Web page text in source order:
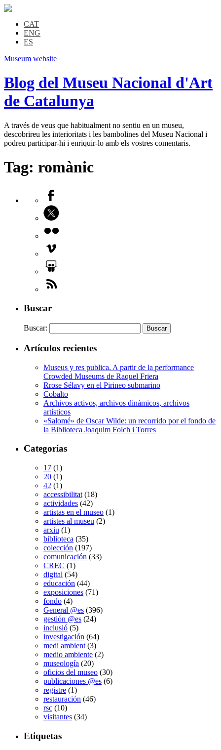
CAT
ENG
ES
Museum website
Blog del Museu Nacional d'Art
de Catalunya
A través de veus que habitualment no sentiu en un museu,
descobrireu les interioritats i les bambolines del Museu Nacional i
podreu participar-hi i enriquir-lo amb els vostres comentaris.
Tag: romànic
Buscar
Buscar:
Artículos recientes
Museus y res publica. A partir de la performance
Crowded Museums de Raquel Friera
Rrose Sélavy en el Pirineo submarino
Cobalto
Archivos activos, archivos dinámicos, archivos
artísticos
«Salomé» de Oscar Wilde: un recorrido por el fondo de
la Biblioteca Joaquim Folch i Torres
Categorías
17 (1)
20 (1)
42 (1)
accessibilitat (18)
actividades (42)
artistas en el museo (1)
artistes al museu (2)
arxiu (1)
biblioteca (35)
colección (197)
comunicación (33)
CREC (1)
digital (54)
educación (44)
exposiciones (71)
fondo (4)
General @es (396)
gestión @es (24)
inclusió (5)
investigación (64)
medi ambient (3)
medio ambiente (2)
museología (20)
oficios del museo (30)
publicaciones @es (6)
registre (1)
restauración (46)
rsc (10)
visitantes (34)
Etiquetas